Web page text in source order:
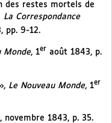
des restes mortels de
La Correspondance
pp. 9-12.
Monde, 1er août 1843, p.
Le Nouveau Monde, 1er
, novembre 1843, p. 35.